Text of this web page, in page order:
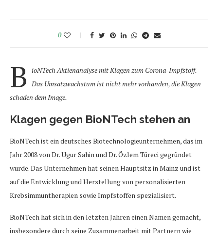
0
B ioNTech Aktienanalyse mit Klagen zum Corona-Impfstoff.
Das Umsatzwachstum ist nicht mehr vorhanden, die Klagen
schaden dem Image.
Klagen gegen BioNTech stehen an
BioNTech ist ein deutsches Biotechnologieunternehmen, das im
Jahr 2008 von Dr. Ugur Sahin und Dr. Özlem Türeci gegründet
wurde. Das Unternehmen hat seinen Hauptsitz in Mainz und ist
auf die Entwicklung und Herstellung von personalisierten
Krebsimmuntherapien sowie Impfstoffen spezialisiert.
BioNTech hat sich in den letzten Jahren einen Namen gemacht,
insbesondere durch seine Zusammenarbeit mit Partnern wie